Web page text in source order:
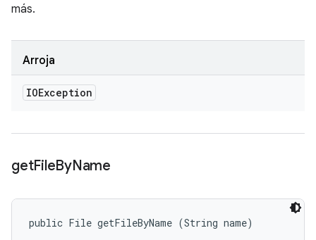
más.
Arroja
IOException
getFileByName
public File getFileByName (String name)